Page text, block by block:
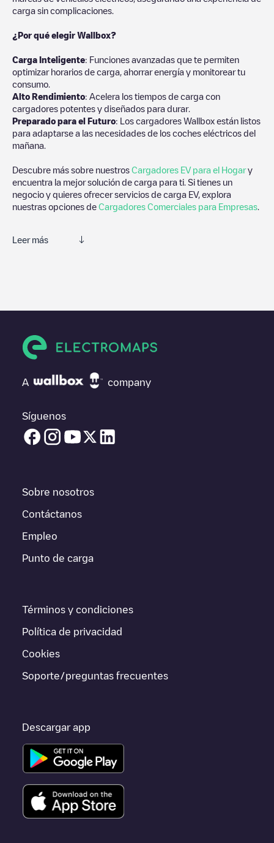
carga sin complicaciones.
¿Por qué elegir Wallbox?
Carga Inteligente: Funciones avanzadas que te permiten
optimizar horarios de carga, ahorrar energía y monitorear tu
consumo.
Alto Rendimiento: Acelera los tiempos de carga con
cargadores potentes y diseñados para durar.
Preparado para el Futuro: Los cargadores Wallbox están listos
para adaptarse a las necesidades de los coches eléctricos del
mañana.
Descubre más sobre nuestros Cargadores EV para el Hogary
encuentra la mejor solución de carga para ti. Si tienes un
negocio y quieres ofrecer servicios de carga EV, explora
nuestras opciones de Cargadores Comerciales para Empresas
Leer más
su vehículo eléctrico.
que necesitas, comprueba en la parte inferior cuál es el punto
de carga que está más cerca de tí en “puntos de carga más
para vehículos eléctricos cercanas, así como si están en un
parking, en superficie y la distancia en KM a la que están.
laadpaalestá disponible, así como las indicaciones de acceso
y las instrucciones necesarias para que puedas realizar
BalenENGIE Belgium publieke laadpaal
Si este cargador deBalenno vale para tu coche, existen
otras ciudades comoAntwerpen
están cerca y se encuentran dentro de
A company
Síguenos
Sobre nosotros
Contáctanos
Empleo
Punto de carga
Términos y condiciones
Política de privacidad
Cookies
Soporte/preguntas frecuentes
Descargar app